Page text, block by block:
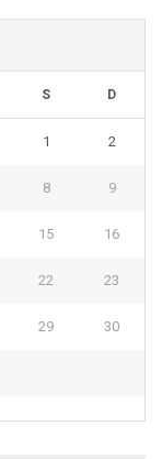
S D
1 2
8 9
15 16
22 23
29 30